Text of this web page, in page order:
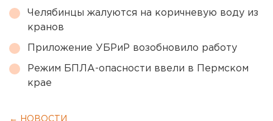
Челябинцы жалуются на коричневую воду из
кранов
Приложение УБРиР возобновило работу
Режим БПЛА-опасности ввели в Пермском
крае
← НОВОСТИ